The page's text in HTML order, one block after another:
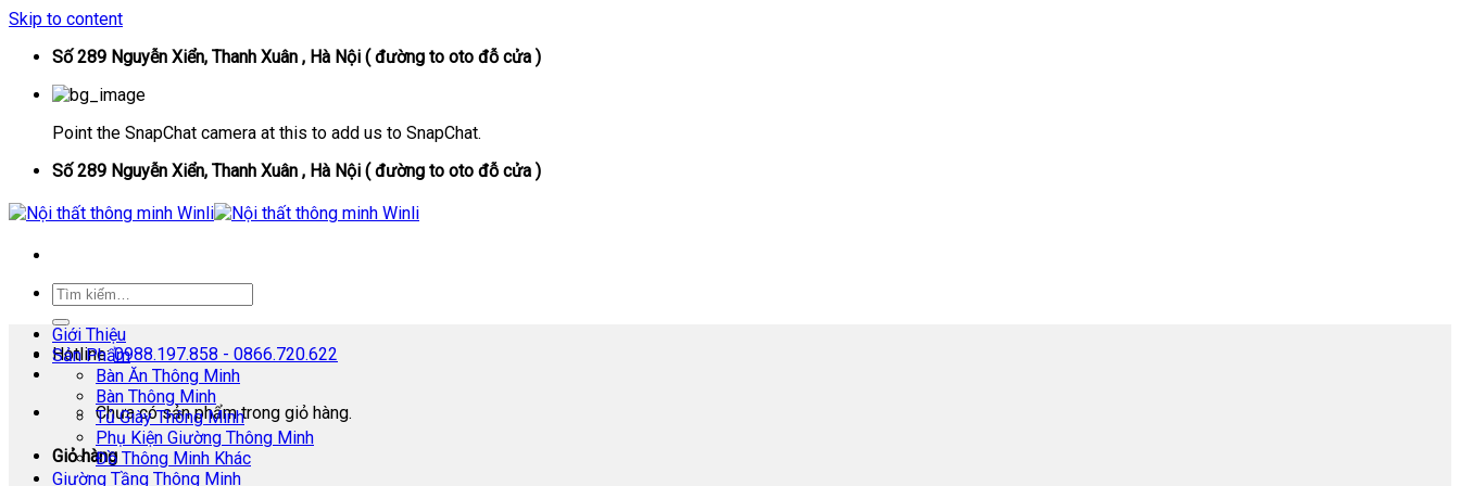
Skip to content
Số 289 Nguyễn Xiển, Thanh Xuân , Hà Nội ( đường to oto đỗ cửa )
Point the SnapChat camera at this to add us to SnapChat.
Số 289 Nguyễn Xiển, Thanh Xuân , Hà Nội ( đường to oto đỗ cửa )
Hotline:0988.197.858 - 0866.720.622
Chưa có sản phẩm trong giỏ hàng.
Giỏ hàng
Giới Thiệu
Sản Phẩm
Bàn Ăn Thông Minh
Bàn Thông Minh
Tủ Giày Thông Minh
Phụ Kiện Giường Thông Minh
Đồ Thông Minh Khác
Giường Tầng Thông Minh